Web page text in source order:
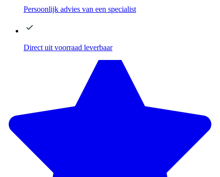
Persoonlijk advies van een specialist
Direct uit voorraad leverbaar